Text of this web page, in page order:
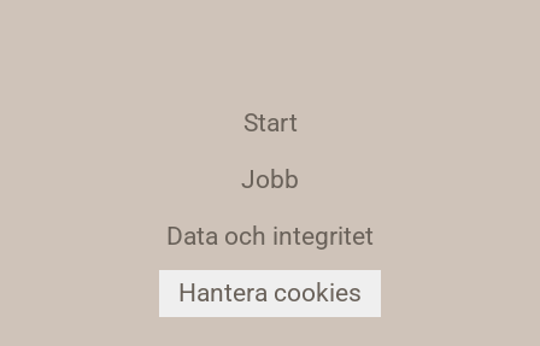
Start
Jobb
Data och integritet
Hantera cookies